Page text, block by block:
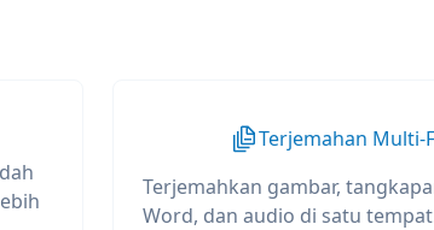
Terjemahan Multi-
Terjemahkan gambar,
Word, dan audio di satu